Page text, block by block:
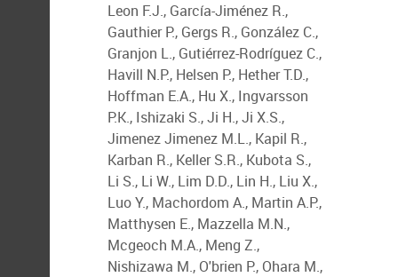
Leon F.J., García-Jiménez R.,
Gauthier P., Gergs R., González C.,
Granjon L., Gutiérrez-Rodríguez C.,
Havill N.P., Helsen P., Hether T.D.,
Hoffman E.A., Hu X., Ingvarsson
P.K., Ishizaki S., Ji H., Ji X.S.,
Jimenez Jimenez M.L., Kapil R.,
Karban R., Keller S.R., Kubota S.,
Li S., Li W., Lim D.D., Lin H., Liu X.,
Luo Y., Machordom A., Martin A.P.,
Matthysen E., Mazzella M.N.,
Mcgeoch M.A., Meng Z.,
Nishizawa M., O'brien P., Ohara M.,